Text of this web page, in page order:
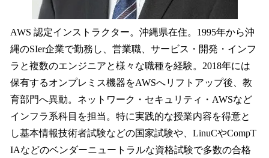
AWS 認定インストラクター。沖縄県在住。1995年から沖
縄のSIer企業で勤務し、営業職、サービス・開発・インフ
ラと複数のエンジニアと様々な職種を経験。2018年には
保有するオンプレミス機器をAWSへリフトアップ後、教
育部門へ異動。ネットワーク・セキュリティ・AWSなど
インフラ系科目を担当。特に実践的な授業内容を得意と
し基本情報技術者試験などの国家試験や、LinuCやCompT
IAなどのベンダーニュートラルな資格試験で多数の合格